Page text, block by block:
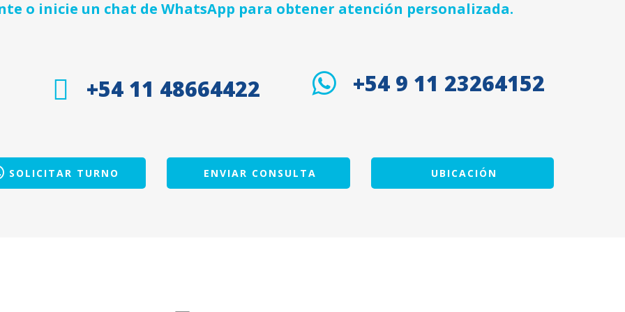
o inicie un chat de WhatsApp para obtener atención personalizada.
+54 11 48664422 +54 9 11 23264152
SOLICITAR TURNO ENVIAR CONSULTA UBICACIÓN